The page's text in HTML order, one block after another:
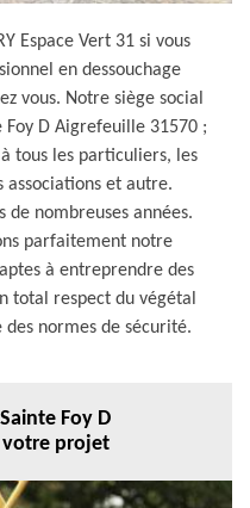
Espace Vert 31 si vous
en dessouchage
vous. Notre siège social
D Aigrefeuille 31570 ;
tous les particuliers, les
associations et autre.
de nombreuses années.
parfaitement notre
à entreprendre des
total respect du végétal
normes de sécurité.
Foy D
votre projet